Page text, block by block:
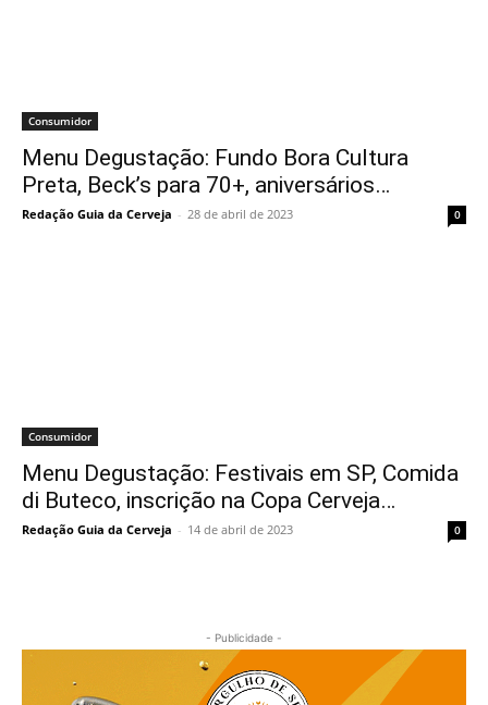
Consumidor
Menu Degustação: Fundo Bora Cultura
Preta, Beck’s para 70+, aniversários…
Redação Guia da Cerveja - 28 de abril de 2023 0
Consumidor
Menu Degustação: Festivais em SP, Comida
di Buteco, inscrição na Copa Cerveja…
Redação Guia da Cerveja - 14 de abril de 2023 0
- Publicidade -